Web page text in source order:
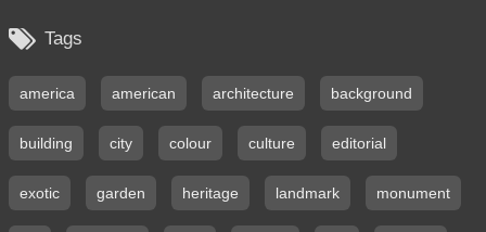
 Tags
america american architecture background
building city colour culture editorial
exotic garden heritage landmark monument